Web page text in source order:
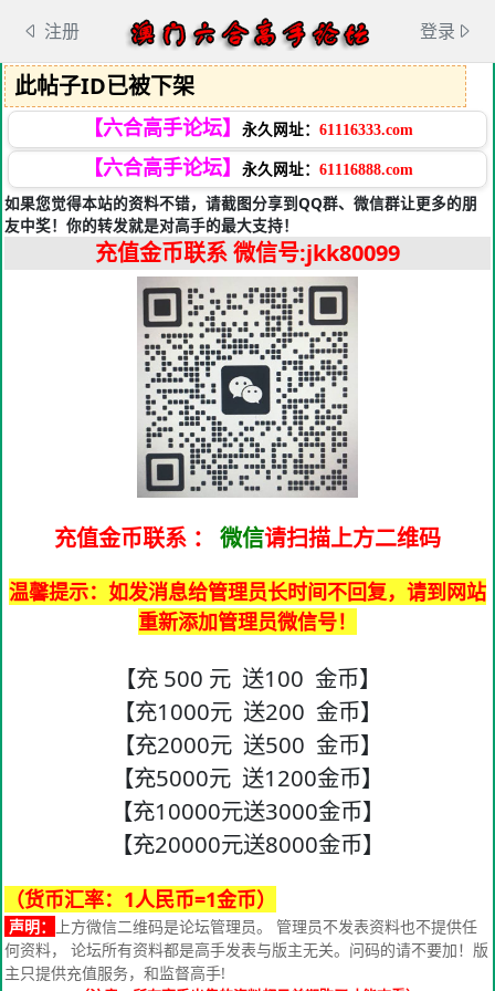
注册 登录
此帖子ID已被下架
【六合高手论坛】 永久网址： 61116333.com
【六合高手论坛】 永久网址： 61116888.com
如果您觉得本站的资料不错，请截图分享到QQ群、微信群让更多的朋
友中奖！你的转发就是对高手的最大支持！
充值金币联系微信号:jkk80099
充值金币联系 ： 微信请扫描上方二维码
温馨提示：如发消息给管理员长时间不回复，请到网站
重新添加管理员微信号！
【充 500 元 送100 金币】
【充1000元 送200 金币】
【充2000元 送500 金币】
【充5000元 送1200金币】
【充10000元送3000金币】
【充20000元送8000金币】
（货币汇率：1人民币=1金币）
声明：
上方微信二维码是论坛管理员。 管理员不发表资料也不提供任
何资料， 论坛所有资料都是高手发表与版主无关。问码的请不要加！版
主只提供充值服务，和监督高手!